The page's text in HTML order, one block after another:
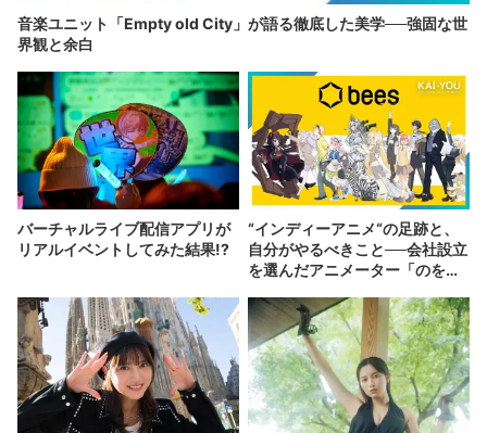
音楽ユニット「Empty old City」が語る徹底した美学──強固な世
界観と余白
バーチャルライブ配信アプリが
リアルイベントしてみた結果!?
“インディーアニメ“の足跡と、
自分がやるべきこと──会社設立
を選んだアニメーター「のを